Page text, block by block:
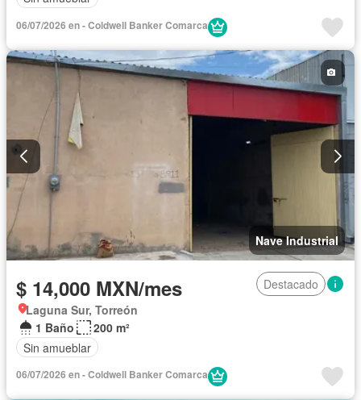
06/07/2026 en - Coldwell Banker Comarca
Nave Industrial
$ 14,000 MXN/mes
Destacado
Laguna Sur, Torreón
1 Baño
200 m²
Sin amueblar
06/07/2026 en - Coldwell Banker Comarca